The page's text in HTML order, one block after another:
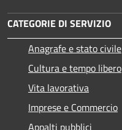
CATEGORIE DI SERVIZIO
Anagrafe e stato civile
Cultura e tempo libero
Vita lavorativa
Imprese e Commercio
Appalti pubblici